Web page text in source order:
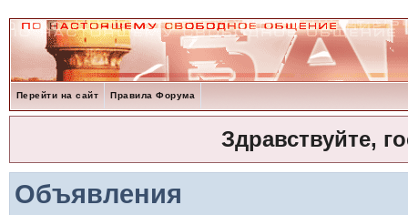
Перейти на сайт Правила Форума
Здравствуйте,
Объявления